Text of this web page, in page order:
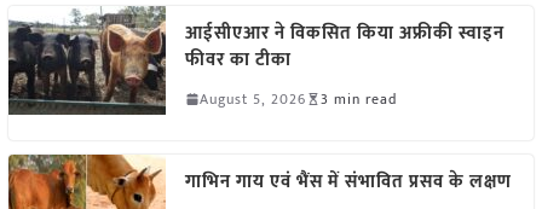
आईसीएआर ने विकसित किया अफ्रीकी स्वाइन
फीवर का टीका
August 5, 2026 3 min read
गाभिन गाय एवं भैंस में संभावित प्रसव के लक्षण